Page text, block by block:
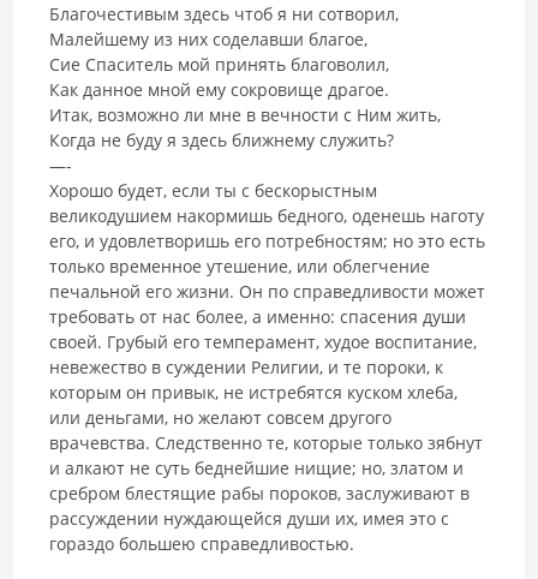
Благочестивым здесь чтоб я ни сотворил,
Малейшему из них соделавши благое,
Сие Спаситель мой принять благоволил,
Как данное мной ему сокровище драгое.
Итак, возможно ли мне в вечности с Ним жить,
Когда не буду я здесь ближнему служить?
—-
Хорошо будет, если ты с бескорыстным
великодушием накормишь бедного, оденешь наготу
его, и удовлетворишь его потребностям; но это есть
только временное утешение, или облегчение
печальной его жизни. Он по справедливости может
требовать от нас более, а именно: спасения души
своей. Грубый его темперамент, худое воспитание,
невежество в суждении Религии, и те пороки, к
которым он привык, не истребятся куском хлеба,
или деньгами, но желают совсем другого
врачевства. Следственно те, которые только зябнут
и алкают не суть беднейшие нищие; но, златом и
сребром блестящие рабы пороков, заслуживают в
рассуждении нуждающейся души их, имея это с
гораздо большею справедливостью.